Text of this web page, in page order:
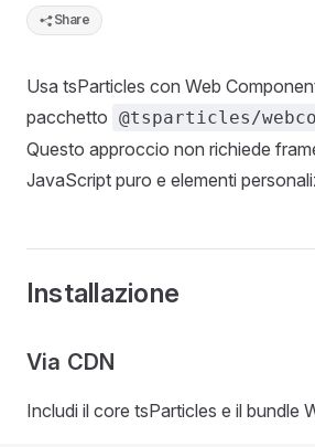
Share
Usa tsParticles con Web
pacchetto @tsparticles/
Questo approccio non richiede
JavaScript puro e elementi
Installazione
Via CDN
Includi il core tsParticles e il bundle